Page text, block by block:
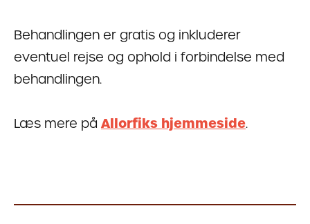
Behandlingen er gratis og inkluderer
eventuel rejse og ophold i forbindelse med
behandlingen.
Læs mere på Allorfiks hjemmeside.